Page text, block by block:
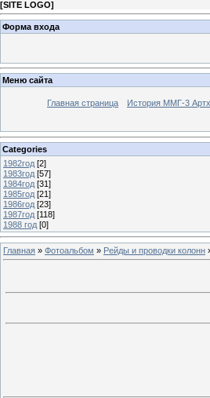
[SITE LOGO]
Форма входа
Меню сайта
Главная страница История ММГ-3
Categories
1982год [2]
1983год [57]
1984год [31]
1985год [21]
1986год [23]
1987год [118]
1988 год [0]
Главная » Фотоальбом » Рейды и проводки колонн